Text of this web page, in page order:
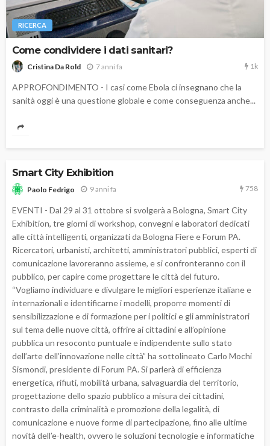
RICERCA
Come condividere i dati sanitari?
Cristina Da Rold 7 anni fa 1k
APPROFONDIMENTO - I casi come Ebola ci insegnano che la
sanità oggi è una questione globale e come conseguenza anche...
Smart City Exhibition
Paolo Fedrigo 9 anni fa 758
EVENTI - Dal 29 al 31 ottobre si svolgerà a Bologna, Smart City
Exhibition, tre giorni di workshop, convegni e laboratori dedicati
alle città intelligenti, organizzati da Bologna Fiere e Forum PA.
Ricercatori, urbanisti, architetti, amministratori pubblici, esperti di
comunicazione lavoreranno assieme, e si confronteranno con il
pubblico, per capire come progettare le città del futuro.
“Vogliamo individuare e divulgare le migliori esperienze italiane e
internazionali e identificarne i modelli, proporre momenti di
sensibilizzazione e di formazione per i politici e gli amministratori
sul tema delle nuove città, offrire ai cittadini e all’opinione
pubblica un resoconto puntuale e indipendente sullo stato
dell’arte dell’innovazione nelle città” ha sottolineato Carlo Mochi
Sismondi, presidente di Forum PA. Si parlerà di efficienza
energetica, rifiuti, mobilità urbana, salvaguardia del territorio,
progettazione dello spazio pubblico a misura dei cittadini,
contrasto della criminalità e promozione della legalità, di
comunicazione e nuove forme di partecipazione, fino alle ultime
novità dell’e-health, ovvero le soluzioni tecnologie e informatiche